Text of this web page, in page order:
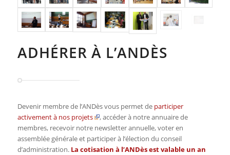
ADHÉRER À L’ANDÈS
Devenir membre de l’ANDès vous permet de participer
activement à nos projets
, accéder à notre annuaire de
membres, recevoir notre newsletter annuelle, voter en
assemblée générale et participer à l’élection du conseil
d’administration. La cotisation à l’ANDès est valable un an